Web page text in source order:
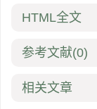
HTML全文
参考文献(0)
相关文章